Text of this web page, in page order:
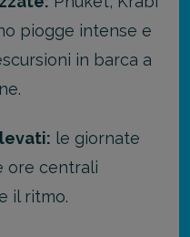
piogge intense e
in barca a
le giornate
ore centrali
il ritmo.